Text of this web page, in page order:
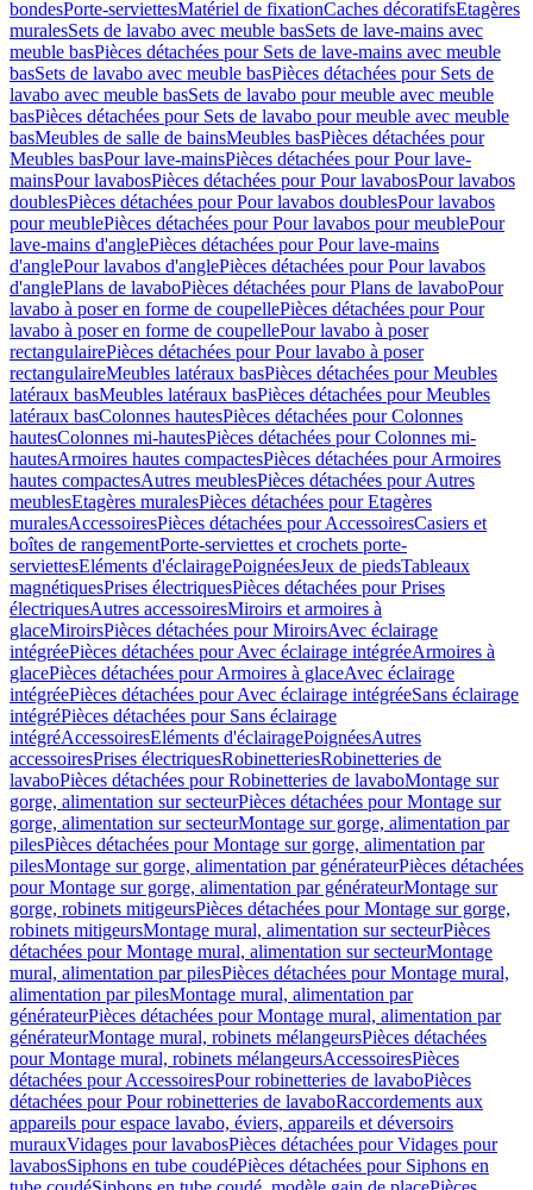
bondesPorte-serviettesMatériel de fixationCaches décoratifsEtagères
muralesSets de lavabo avec meuble basSets de lave-mains avec
meuble basPièces détachées pour Sets de lave-mains avec meuble
basSets de lavabo avec meuble basPièces détachées pour Sets de
lavabo avec meuble basSets de lavabo pour meuble avec meuble
basPièces détachées pour Sets de lavabo pour meuble avec meuble
basMeubles de salle de bainsMeubles basPièces détachées pour
Meubles basPour lave-mainsPièces détachées pour Pour lave-
mainsPour lavabosPièces détachées pour Pour lavabosPour lavabos
doublesPièces détachées pour Pour lavabos doublesPour lavabos
pour meublePièces détachées pour Pour lavabos pour meublePour
lave-mains d'anglePièces détachées pour Pour lave-mains
d'anglePour lavabos d'anglePièces détachées pour Pour lavabos
d'anglePlans de lavaboPièces détachées pour Plans de lavaboPour
lavabo à poser en forme de coupellePièces détachées pour Pour
lavabo à poser en forme de coupellePour lavabo à poser
rectangulairePièces détachées pour Pour lavabo à poser
rectangulaireMeubles latéraux basPièces détachées pour Meubles
latéraux basMeubles latéraux basPièces détachées pour Meubles
latéraux basColonnes hautesPièces détachées pour Colonnes
hautesColonnes mi-hautesPièces détachées pour Colonnes mi-
hautesArmoires hautes compactesPièces détachées pour Armoires
hautes compactesAutres meublesPièces détachées pour Autres
meublesEtagères muralesPièces détachées pour Etagères
muralesAccessoiresPièces détachées pour AccessoiresCasiers et
boîtes de rangementPorte-serviettes et crochets porte-
serviettesEléments d'éclairagePoignéesJeux de piedsTableaux
magnétiquesPrises électriquesPièces détachées pour Prises
électriquesAutres accessoiresMiroirs et armoires à
glaceMiroirsPièces détachées pour MiroirsAvec éclairage
intégréePièces détachées pour Avec éclairage intégréeArmoires à
glacePièces détachées pour Armoires à glaceAvec éclairage
intégréePièces détachées pour Avec éclairage intégréeSans éclairage
intégréPièces détachées pour Sans éclairage
intégréAccessoiresEléments d'éclairagePoignéesAutres
accessoiresPrises électriquesRobinetteriesRobinetteries de
lavaboPièces détachées pour Robinetteries de lavaboMontage sur
gorge, alimentation sur secteurPièces détachées pour Montage sur
gorge, alimentation sur secteurMontage sur gorge, alimentation par
pilesPièces détachées pour Montage sur gorge, alimentation par
pilesMontage sur gorge, alimentation par générateurPièces détachées
pour Montage sur gorge, alimentation par générateurMontage sur
gorge, robinets mitigeursPièces détachées pour Montage sur gorge,
robinets mitigeursMontage mural, alimentation sur secteurPièces
détachées pour Montage mural, alimentation sur secteurMontage
mural, alimentation par pilesPièces détachées pour Montage mural,
alimentation par pilesMontage mural, alimentation par
générateurPièces détachées pour Montage mural, alimentation par
générateurMontage mural, robinets mélangeursPièces détachées
pour Montage mural, robinets mélangeursAccessoiresPièces
détachées pour AccessoiresPour robinetteries de lavaboPièces
détachées pour Pour robinetteries de lavaboRaccordements aux
appareils pour espace lavabo, éviers, appareils et déversoirs
murauxVidages pour lavabosPièces détachées pour Vidages pour
lavabosSiphons en tube coudéPièces détachées pour Siphons en